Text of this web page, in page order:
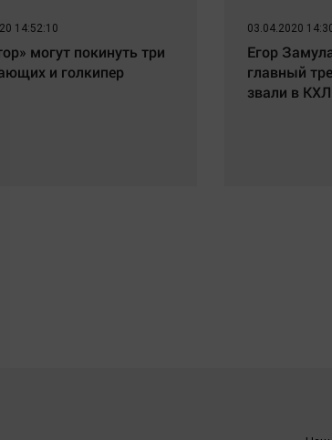
14:52:10
могут покинуть три
и голкипер
03.04.2020
Егор
главный
звали в